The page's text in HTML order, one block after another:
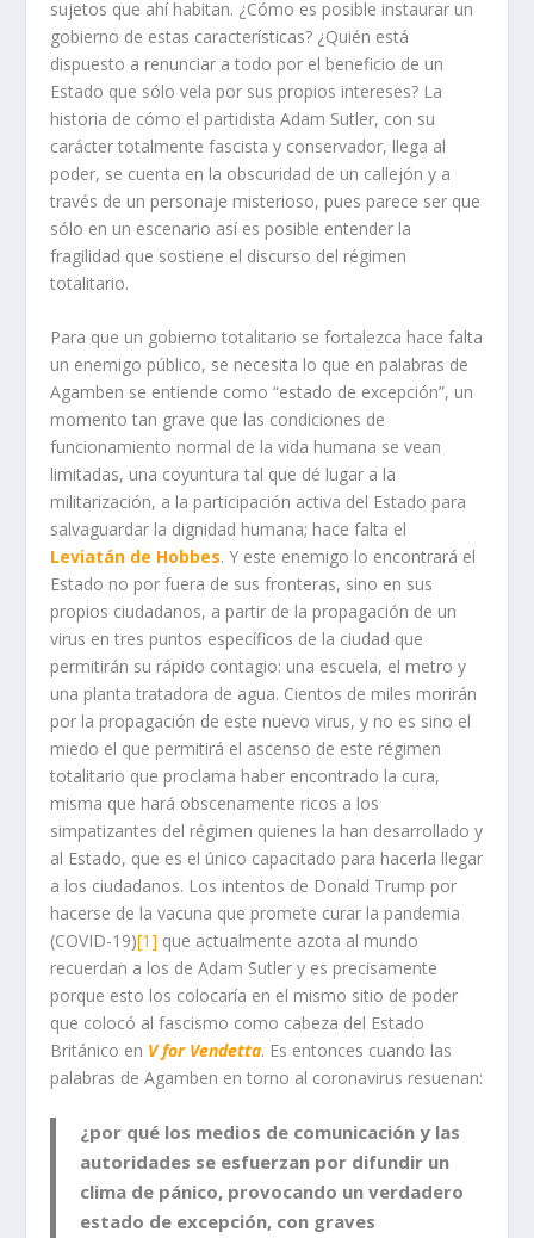
sujetos que ahí habitan. ¿Cómo es posible instaurar un
gobierno de estas características? ¿Quién está
dispuesto a renunciar a todo por el beneficio de un
Estado que sólo vela por sus propios intereses? La
historia de cómo el partidista Adam Sutler, con su
carácter totalmente fascista y conservador, llega al
poder, se cuenta en la obscuridad de un callejón y a
través de un personaje misterioso, pues parece ser que
sólo en un escenario así es posible entender la
fragilidad que sostiene el discurso del régimen
totalitario.
Para que un gobierno totalitario se fortalezca hace falta
un enemigo público, se necesita lo que en palabras de
Agamben se entiende como “estado de excepción”, un
momento tan grave que las condiciones de
funcionamiento normal de la vida humana se vean
limitadas, una coyuntura tal que dé lugar a la
militarización, a la participación activa del Estado para
salvaguardar la dignidad humana; hace falta el
Leviatán de Hobbes. Y este enemigo lo encontrará el
Estado no por fuera de sus fronteras, sino en sus
propios ciudadanos, a partir de la propagación de un
virus en tres puntos específicos de la ciudad que
permitirán su rápido contagio: una escuela, el metro y
una planta tratadora de agua. Cientos de miles morirán
por la propagación de este nuevo virus, y no es sino el
miedo el que permitirá el ascenso de este régimen
totalitario que proclama haber encontrado la cura,
misma que hará obscenamente ricos a los
simpatizantes del régimen quienes la han desarrollado y
al Estado, que es el único capacitado para hacerla llegar
a los ciudadanos. Los intentos de Donald Trump por
hacerse de la vacuna que promete curar la pandemia
(COVID-19)[1] que actualmente azota al mundo
recuerdan a los de Adam Sutler y es precisamente
porque esto los colocaría en el mismo sitio de poder
que colocó al fascismo como cabeza del Estado
Británico en V for Vendetta. Es entonces cuando las
palabras de Agamben en torno al coronavirus resuenan:
¿por qué los medios de comunicación y las
autoridades se esfuerzan por difundir un
clima de pánico, provocando un verdadero
estado de excepción, con graves